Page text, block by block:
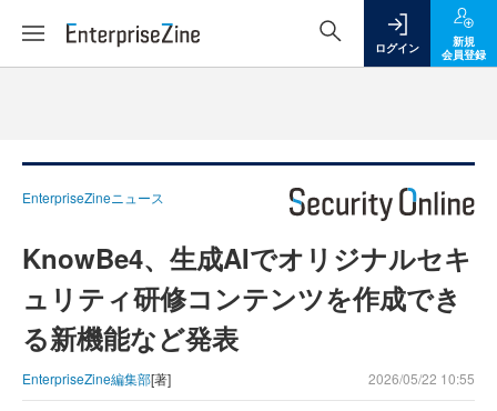
ログイン
新規
会員登録
EnterpriseZineニュース
KnowBe4、生成AIでオリジナルセキ
ュリティ研修コンテンツを作成でき
る新機能など発表
EnterpriseZine編集部[著] 2026/05/22 10:55